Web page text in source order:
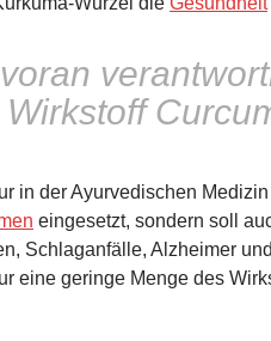
in der Ayurvedischen
eingesetzt, sondern soll
Schlaganfälle, Alzheimer
eine geringe Menge des